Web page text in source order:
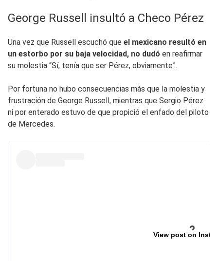
George Russell insultó a Checo Pérez
Una vez que Russell escuchó que el mexicano resultó en
un estorbo por su baja velocidad, no dudó en reafirmar
su molestia “Sí, tenía que ser Pérez, obviamente”.
Por fortuna no hubo consecuencias más que la molestia y
frustración de George Russell, mientras que Sergio Pérez
ni por enterado estuvo de que propició el enfado del piloto
de Mercedes.
View post on